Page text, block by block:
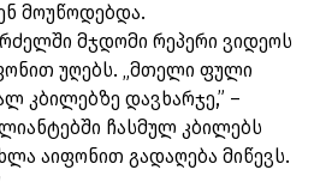
მოუწოდებდა.
მჯდომი რეპერი ვიდეოს
უღებს. „მთელი ფული
კბილებზე დავხარჯე,” –
ჩასმულ კბილებს
აიფონით გადაღება მიწევს.